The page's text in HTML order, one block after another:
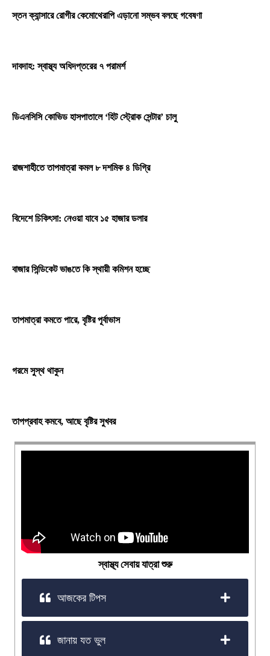
স্তন ক্যান্সারে রোগীর কেমোথেরাপি এড়ানো সম্ভব বলছে গবেষণা
দাবদাহ: স্বাস্থ্য অধিদপ্তরের ৭ পরামর্শ
ডিএনসিসি কোভিড হাসপাতালে ‘হিট স্ট্রোক সেন্টার’ চালু
রাজশাহীতে তাপমাত্রা কমল ৮ দশমিক ৪ ডিগ্রি
বিদেশে চিকিৎসা: নেওয়া যাবে ১৫ হাজার ডলার
বাজার সিন্ডিকেট ভাঙতে কি স্থায়ী কমিশন হচ্ছে
তাপমাত্রা কমতে পারে, বৃষ্টির পূর্বাভাস
গরমে সুস্থ থাকুন
তাপপ্রবাহ কমবে, আছে বৃষ্টির সুখবর
স্বাস্থ্য সেবায় যাত্রা শুরু
আজকের টিপস
জানায় যত ভুল